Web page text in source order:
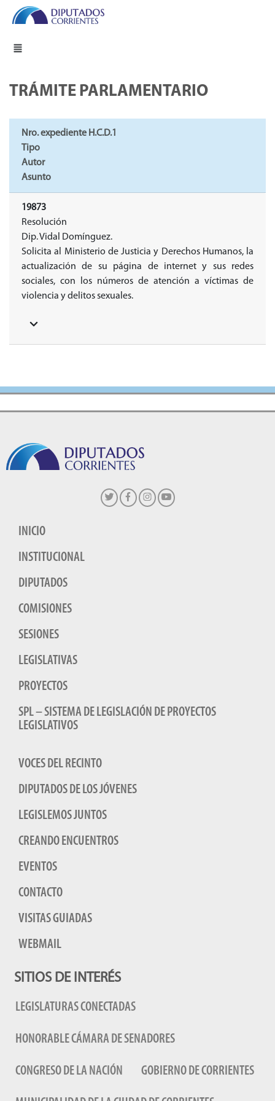
TRÁMITE PARLAMENTARIO
Nro. expediente H.C.D.1
Tipo
Autor
Asunto
19873
Resolución
Dip. Vidal Domínguez.
Solicita al Ministerio de Justicia y Derechos Humanos, la
actualización de su página de internet y sus redes
sociales, con los números de atención a víctimas de
violencia y delitos sexuales.
INICIO
INSTITUCIONAL
DIPUTADOS
COMISIONES
SESIONES
LEGISLATIVAS
PROYECTOS
SPL – SISTEMA DE LEGISLACIÓN DE PROYECTOS
LEGISLATIVOS
VOCES DEL RECINTO
DIPUTADOS DE LOS JÓVENES
LEGISLEMOS JUNTOS
CREANDO ENCUENTROS
EVENTOS
CONTACTO
VISITAS GUIADAS
WEBMAIL
SITIOS DE INTERÉS
LEGISLATURAS CONECTADAS
HONORABLE CÁMARA DE SENADORES
CONGRESO DE LA NACIÓN GOBIERNO DE CORRIENTES